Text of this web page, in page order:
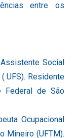
entre os
Assistente Social
UFS). Residente
Federal de São
Ocupacional
Mineiro (UFTM).